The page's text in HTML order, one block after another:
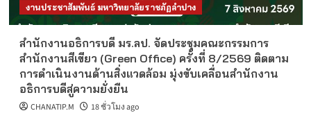
งานประชาสัมพันธ์ มหาวิทยาลัยราชภัฏลำปาง
สำนักงานอธิการบดี มร.ลป. จัดประชุมคณะกรรมการ
สำนักงานสีเขียว (Green Office) ครั้งที่ 8/2569 ติดตาม
การดำเนินงานด้านสิ่งแวดล้อม มุ่งขับเคลื่อนสำนักงาน
อธิการบดีสู่ความยั่งยืน
CHANATIP.M 18 ชั่วโมง ago